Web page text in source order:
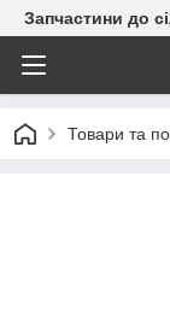
Запчастини до
Товари та